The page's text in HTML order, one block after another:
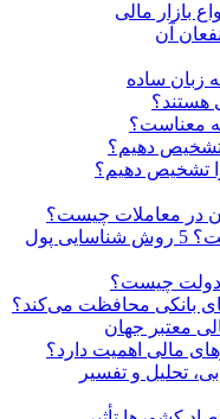
بازار مالی
آن
ساده
هستند؟
معناست؟
تشخیص دهیم؟
تشخیص دهیم؟
پول هوشمند (Smart Money) چیست؟ 5 روش شناسایی پول
معتبر جهان
تحلیل و تفسیر